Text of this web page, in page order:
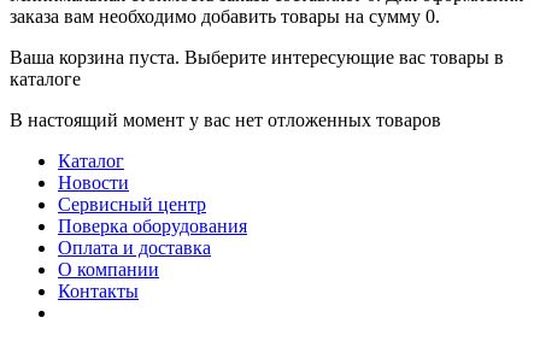
заказа вам необходимо добавить товары на сумму 0.
Ваша корзина пуста. Выберите интересующие вас товары в
каталоге
В настоящий момент у вас нет отложенных товаров
Каталог
Новости
Сервисный центр
Поверка оборудования
Оплата и доставка
О компании
Контакты